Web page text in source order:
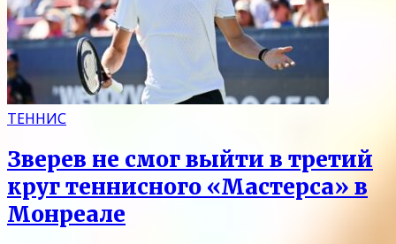
ТЕННИС
Зверев не смог выйти в третий
круг теннисного «Мастерса» в
Монреале